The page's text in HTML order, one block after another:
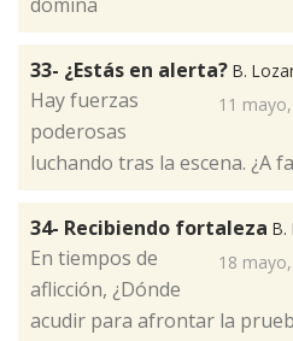
33- ¿Estás en alerta? B.
11
Hay fuerzas
poderosas
luchando tras la escena. ¿A
34- Recibiendo fortaleza B.
18
En tiempos de
aflicción, ¿Dónde
acudir para afrontar la